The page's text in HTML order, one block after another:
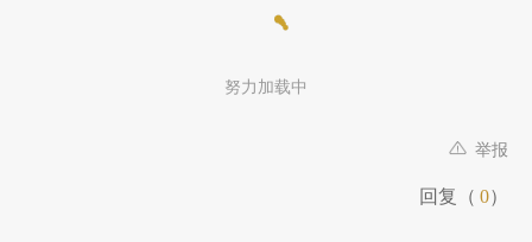
努力加载中
举报
回复（ 0）